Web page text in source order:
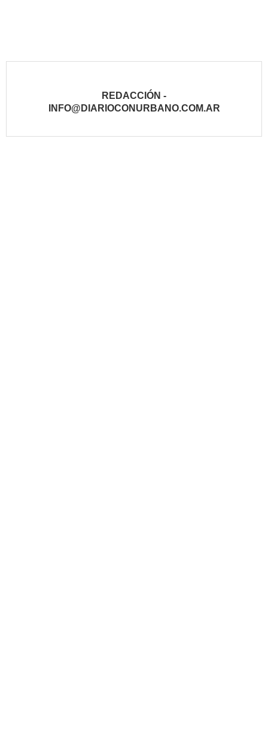
REDACCIÓN -
INFO@DIARIOCONURBANO.COM.AR